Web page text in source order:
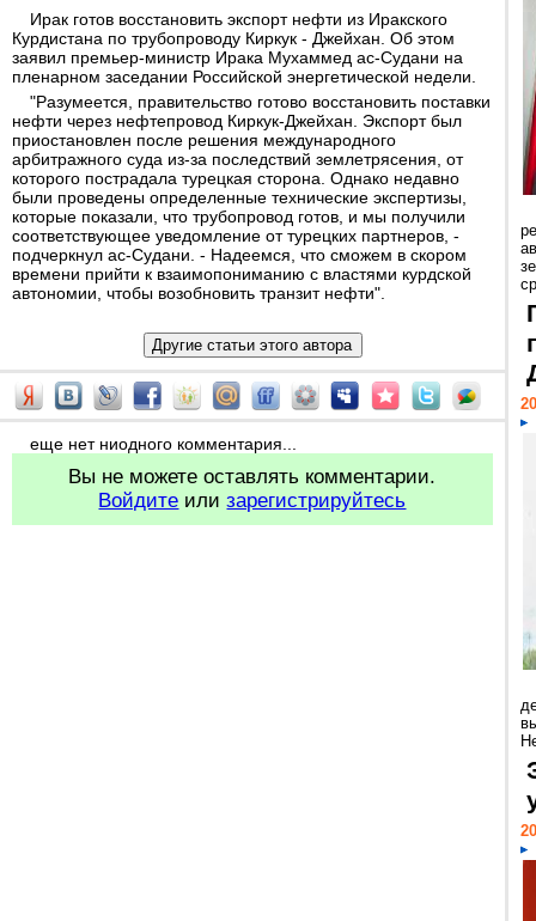
Ирак готов восстановить экспорт нефти из Иракского
Курдистана по трубопроводу Киркук - Джейхан. Об этом
заявил премьер-министр Ирака Мухаммед ас-Судани на
пленарном заседании Российской энергетической недели.
"Разумеется, правительство готово восстановить поставки
нефти через нефтепровод Киркук-Джейхан. Экспорт был
приостановлен после решения международного
арбитражного суда из-за последствий землетрясения, от
которого пострадала турецкая сторона. Однако недавно
были проведены определенные технические экспертизы,
которые показали, что трубопровод готов, и мы получили
соответствующее уведомление от турецких партнеров, -
подчеркнул ас-Судани. - Надеемся, что сможем в скором
времени прийти к взаимопониманию с властями курдской
автономии, чтобы возобновить транзит нефти".
еще нет ниодного комментария...
Вы не можете оставлять комментарии.
Войдите илизарегистрируйтесь